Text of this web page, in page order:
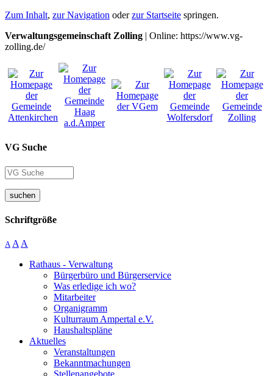
Zum Inhalt, zur Navigation oderzur Startseite springen.
Verwaltungsgemeinschaft Zolling | Online: https://www.vg-
zolling.de/
VG Suche
suchen
Schriftgröße
A A A
Rathaus - Verwaltung
Bürgerbüro und Bürgerservice
Was erledige ich wo?
Mitarbeiter
Organigramm
Kulturraum Ampertal e.V.
Haushaltspläne
Aktuelles
Veranstaltungen
Bekanntmachungen
Stellenangebote